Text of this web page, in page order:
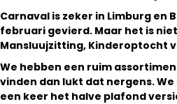
Carnaval is zeker in Limburg en
februari gevierd. Maar het is
Mansluujzitting, Kinderoptocht
We hebben een ruim
vinden dan lukt dat nergens.
een keer het halve plafond